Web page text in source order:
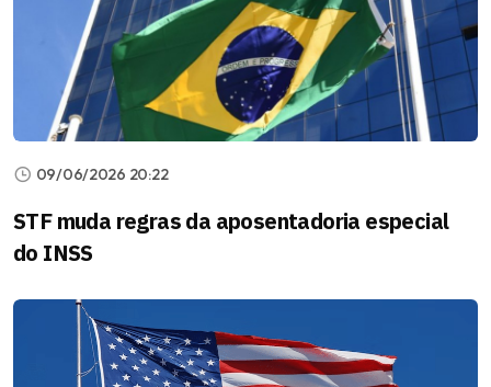
09/06/2026 20:22
STF muda regras da aposentadoria especial
do INSS